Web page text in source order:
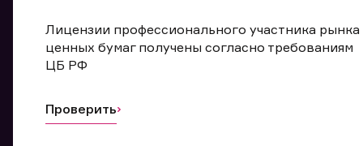
Лицензии профессионального участника рынка
ценных бумаг получены согласно требованиям
ЦБ РФ
Проверить